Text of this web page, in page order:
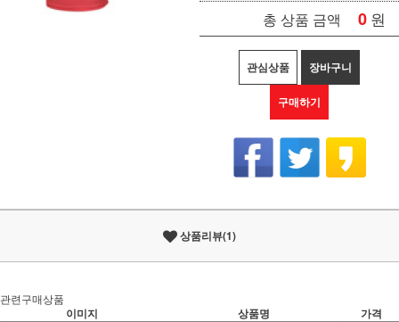
총 상품 금액 0 원
관심상품 장바구니
구매하기
상품리뷰(1)
관련구매상품
이미지 상품명 가격